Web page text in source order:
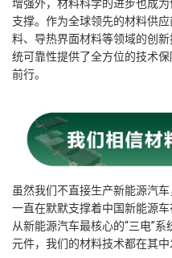
增强外，材料科学的进步也成
支撑。作为全球领先的材料供
料、导热界面材料等领域的创
统可靠性提供了全方位的技术
前行。
虽然我们不直接生产新能源汽
一直在默默支撑着中国新能源
从新能源汽车最核心的“三电”
元件，我们的材料技术都在其中